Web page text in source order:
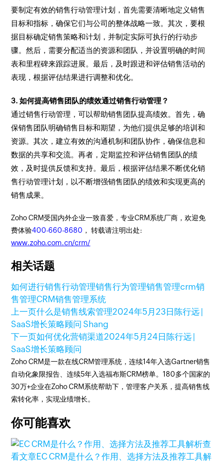
要制定有效的销售行动管理计划，首先需要清晰地定义销售
目标和指标，确保它们与公司的整体战略一致。其次，要根
据目标确定销售策略和计划，并制定实际可执行的行动步
骤。然后，需要分配适当的资源和团队，并设置明确的时间
表和里程碑来跟踪进展。最后，及时跟进和评估销售活动的
表现，根据评估结果进行调整和优化。
3. 如何提高销售团队的绩效通过销售行动管理？
通过销售行动管理，可以帮助销售团队提高绩效。首先，确
保销售团队明确销售目标和期望，为他们提供足够的培训和
资源。其次，建立有效的沟通机制和团队协作，确保信息和
数据的共享和交流。再者，定期监控和评估销售团队的绩
效，及时提供反馈和支持。最后，根据评估结果不断优化销
售行动管理计划，以不断增强销售团队的绩效和实现更高的
销售成果。
Zoho CRM受国内外企业一致喜爱，专业CRM系统厂商，欢迎免
费体验400-660-8680 ， 转载请注明出处:
www.zoho.com.cn/crm/
相关话题
如何进行销售行动管理销售行为管理销售管理crm销
售管理CRM销售管理系统
上一页什么是销售线索管理2024年5月23日 陈行远 |
SaaS增长策略顾问 Shang
下一页如何优化营销渠道2024年5月24日 陈行远 |
SaaS增长策略顾问
Zoho CRM是一款在线CRM管理系统，连续14年入选Gartner销售
自动化象限报告、连续5年入选福布斯CRM榜单。180多个国家的
30万+企业在Zoho CRM系统帮助下，管理客户关系，提高销售线
索转化率，实现业绩增长。
你可能喜欢
查
看文章EC CRM是什么？作用、选择方法及推荐工具解